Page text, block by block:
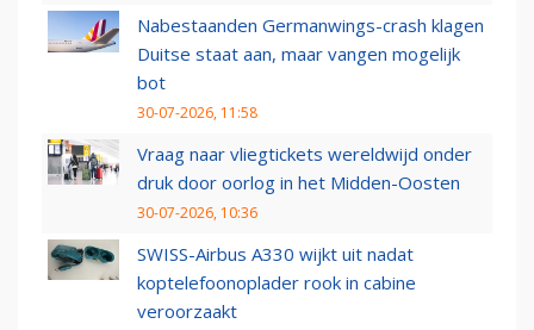
Nabestaanden Germanwings-crash klagen
Duitse staat aan, maar vangen mogelijk
bot
30-07-2026, 11:58
Vraag naar vliegtickets wereldwijd onder
druk door oorlog in het Midden-Oosten
30-07-2026, 10:36
SWISS-Airbus A330 wijkt uit nadat
koptelefoonoplader rook in cabine
veroorzaakt